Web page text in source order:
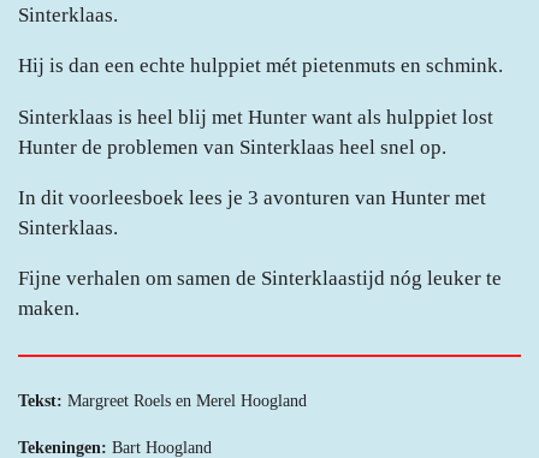
Sinterklaas.
Hij is dan een echte hulppiet mét pietenmuts en schmink.
Sinterklaas is heel blij met Hunter want als hulppiet lost
Hunter de problemen van Sinterklaas heel snel op.
In dit voorleesboek lees je 3 avonturen van Hunter met
Sinterklaas.
Fijne verhalen om samen de Sinterklaastijd nóg leuker te
maken.
Tekst: Margreet Roels en Merel Hoogland
Tekeningen: Bart Hoogland